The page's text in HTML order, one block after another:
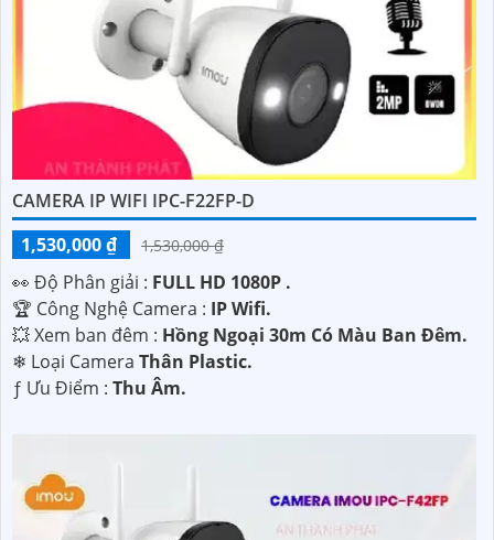
cao mức độ an ninh và giám sát cho không gian của mình
một cách hiệu quả. Nếu có bất kỳ thắc mắc hay cần hỗ trợ
thêm, vui lòng liên hệ với chúng tôi.
Hy vọng đây là thông tin phát huy được nhiều tính năng
cho bạn. Nếu có thêm câu hỏi hoặc yêu cầu nào khác, xin
vui lòng cho biết để được hỗ trợ thêm.
CAMERA IP WIFI IPC-F22FP-D
1,530,000 ₫
1,530,000 ₫
️👀 Độ Phân giải : FULL HD 1080P .
🏆 Công Nghệ Camera : IP Wifi.
💥 Xem ban đêm : Hồng Ngoại 30m Có Màu Ban Đêm.
❄ Loại Camera Thân Plastic.
️ƒ Ưu Điểm : Thu Âm.